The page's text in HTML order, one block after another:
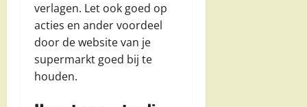
verlagen. Let ook goed op
acties en ander voordeel
door de website van je
supermarkt goed bij te
houden.